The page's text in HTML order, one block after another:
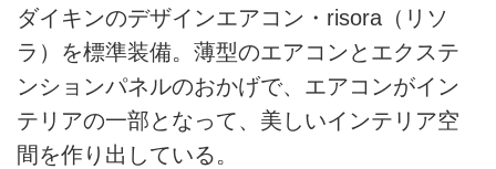
ダイキンのデザインエアコン・risora（リソ
ラ）を標準装備。薄型のエアコンとエクステ
ンションパネルのおかげで、エアコンがイン
テリアの一部となって、美しいインテリア空
間を作り出している。